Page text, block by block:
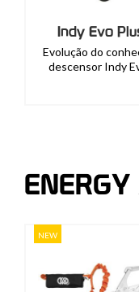
Indy Evo
Evolução do
descensor Indy
NEW